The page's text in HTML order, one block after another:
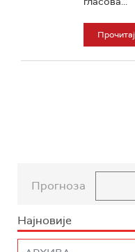
Прочитај
Прогноза
Најновије